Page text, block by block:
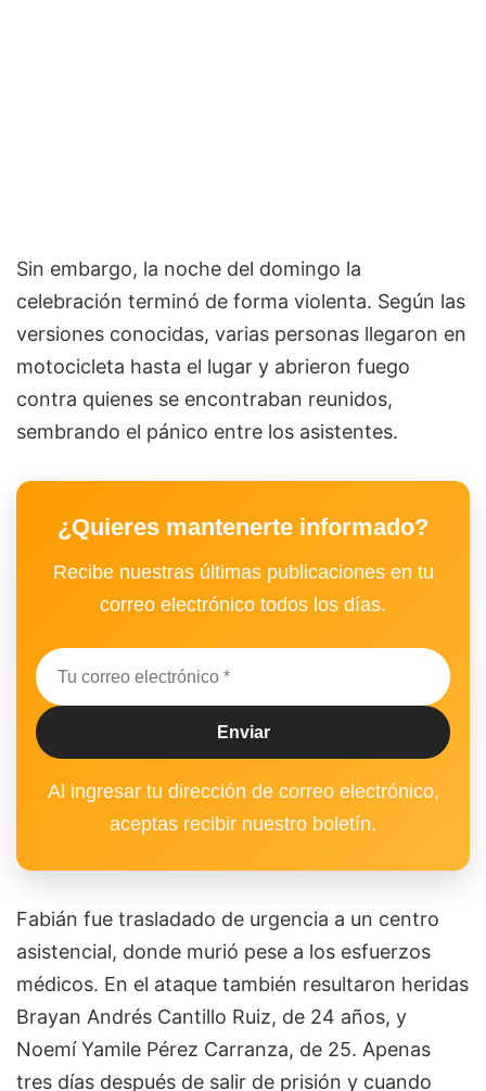
Sin embargo, la noche del domingo la
celebración terminó de forma violenta. Según las
versiones conocidas, varias personas llegaron en
motocicleta hasta el lugar y abrieron fuego
contra quienes se encontraban reunidos,
sembrando el pánico entre los asistentes.
¿Quieres mantenerte informado?
Recibe nuestras últimas publicaciones en tu
correo electrónico todos los días.
Al ingresar tu dirección de correo electrónico,
aceptas recibir nuestro boletín.
Fabián fue trasladado de urgencia a un centro
asistencial, donde murió pese a los esfuerzos
médicos. En el ataque también resultaron heridas
Brayan Andrés Cantillo Ruiz, de 24 años, y
Noemí Yamile Pérez Carranza, de 25. Apenas
tres días después de salir de prisión y cuando